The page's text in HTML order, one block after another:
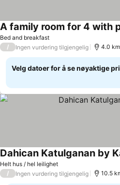
Bed and breakfast
A family room for 4 with
/ Ingen vurdering tilgjengelig 4.0
Velg datoer for å se nøyaktige
Helt hus / hel leilighet
Dahican Katulganan by
/ Ingen vurdering tilgjengelig 10.5